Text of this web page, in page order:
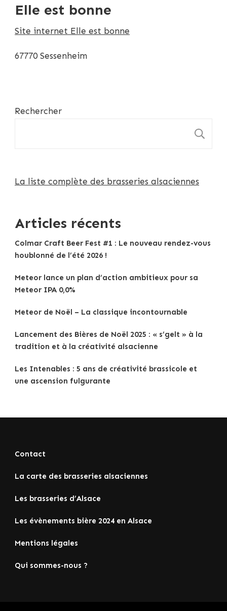
Elle est bonne
Site internet Elle est bonne
67770 Sessenheim
Rechercher
La liste complète des brasseries alsaciennes
Articles récents
Colmar Craft Beer Fest #1 : Le nouveau rendez-vous
houblonné de l’été 2026 !
Meteor lance un plan d’action ambitieux pour sa
Meteor IPA 0,0%
Meteor de Noël – La classique incontournable
Lancement des Bières de Noël 2025 : « s’gelt » à la
tradition et à la créativité alsacienne
Les Intenables : 5 ans de créativité brassicole et
une ascension fulgurante
Contact
La carte des brasseries alsaciennes
Les brasseries d’Alsace
Les évènements bière 2024 en Alsace
Mentions légales
Qui sommes-nous ?